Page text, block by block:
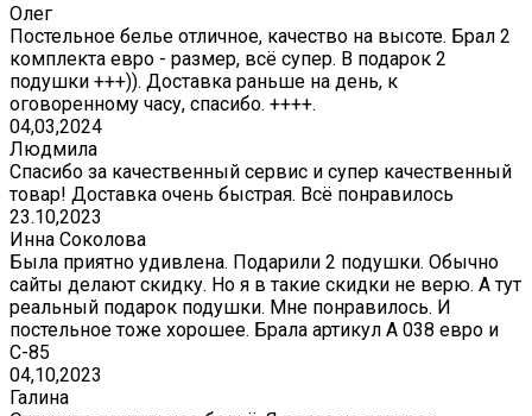
Олег
Постельное белье отличное, качество на высоте. Брал 2
комплекта евро - размер, всё супер. В подарок 2
подушки +++)). Доставка раньше на день, к
оговоренному часу, спасибо. ++++.
04,03,2024
Людмила
Спасибо за качественный сервис и супер качественный
товар! Доставка очень быстрая. Всё понравилось
23.10,2023
Инна Соколова
Была приятно удивлена. Подарили 2 подушки. Обычно
сайты делают скидку. Но я в такие скидки не верю. А тут
реальный подарок подушки. Мне понравилось. И
постельное тоже хорошее. Брала артикул А 038 евро и
С-85
04,10,2023
Галина